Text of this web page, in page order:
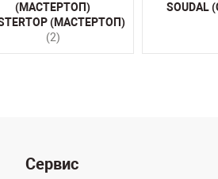
(МАСТЕРТОП)
(2)
SOUDAL
Сервис